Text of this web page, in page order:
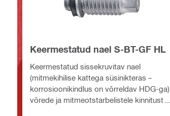
Keermestatud nael S-BT-GF HL
Keermestatud sissekruvitav nael
(mitmekihilise kattega süsinikteras –
korrosioonikindlus on võrreldav HDG-ga)
võrede ja mitmeotstarbelistele kinnitustele